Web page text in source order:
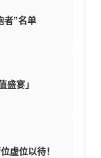
者”名单
盛宴」
虚位以待！